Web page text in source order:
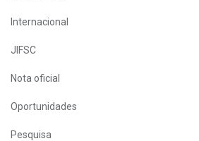
Internacional
JIFSC
Nota oficial
Oportunidades
Pesquisa